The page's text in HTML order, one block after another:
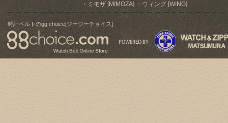
ミモザ [MIMOZA]
ウィング [WING]
時計ベルトのgg choice[ジージーチョイス]